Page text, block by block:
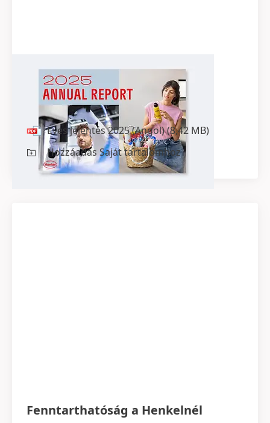
Éves jelentés 2025 (Angol)
incl.Sustainability Statement
Éves jelentés 2025(Angol)(8,42 MB)
Hozzáadás Saját tartalomhoz
Fenntarthatóság a Henkelnél